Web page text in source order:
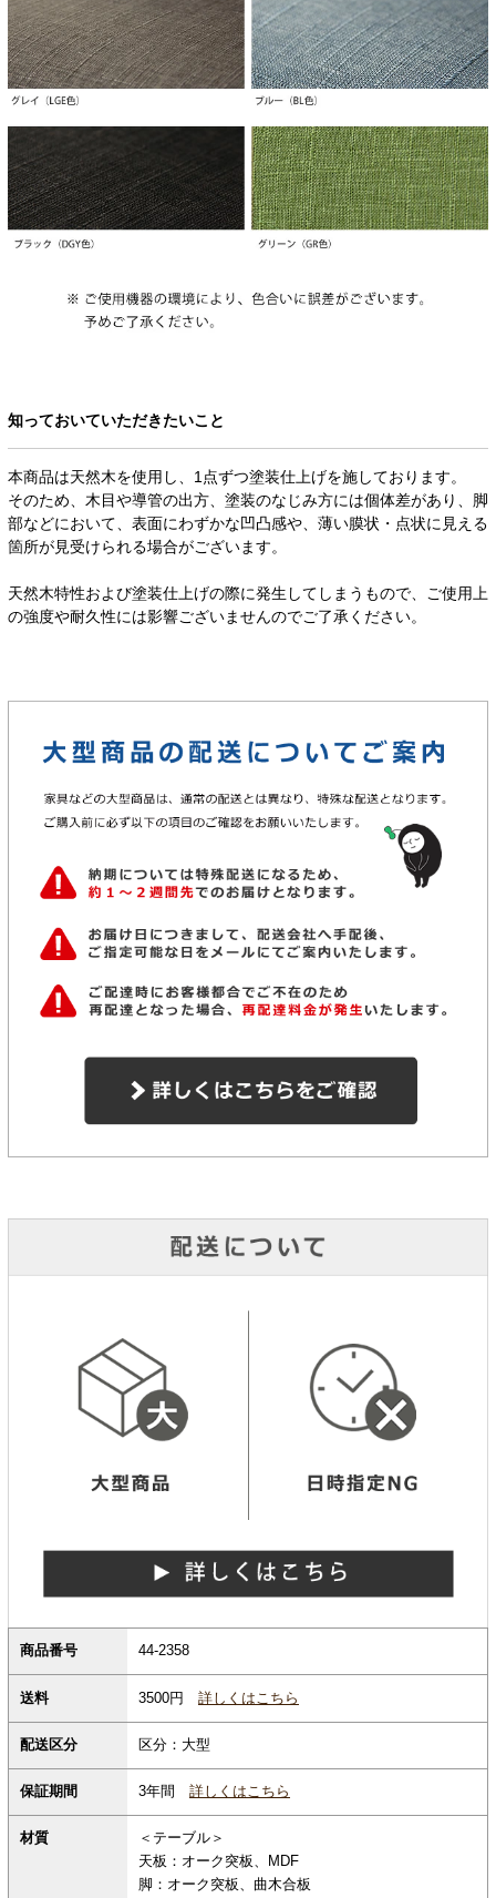
知っておいていただきたいこと
本商品は天然木を使用し、1点ずつ塗装仕上げを施しております。
そのため、木目や導管の出方、塗装のなじみ方には個体差があり、脚
部などにおいて、表面にわずかな凹凸感や、薄い膜状・点状に見える
箇所が見受けられる場合がございます。
天然木特性および塗装仕上げの際に発生してしまうもので、ご使用上
の強度や耐久性には影響ございませんのでご了承ください。
商品番号 44-2358
送料 3500円 詳しくはこちら
配送区分 区分：大型
保証期間 3年間 詳しくはこちら
材質
＜テーブル＞
天板：オーク突板、MDF
脚：オーク突板、曲木合板